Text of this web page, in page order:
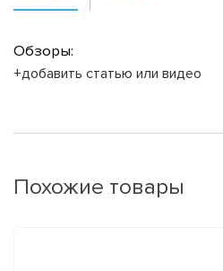
Обзоры:
+добавить статью или видео
Похожие товары